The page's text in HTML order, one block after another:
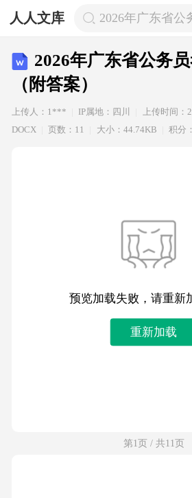
人人文库 2026年广东省
2026年广东省公务
（附答案）
上传人：1*** IP属地：四川 上传时间：
DOCX
页数：11 大小：44.74KB 积分
预览加载失败，请重新
重新加载
第1页 / 共11页